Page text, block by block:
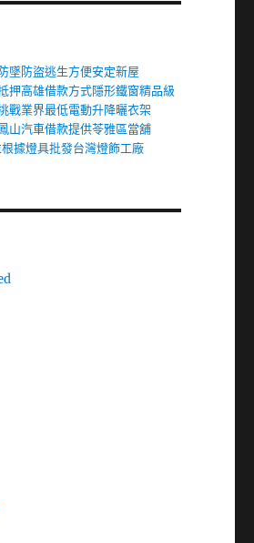
墜防盜逃生方便安定新屋
押高雄借款方式隱形鐵窗精品級
戰業界最低電動升降曬衣架
山汽車借款提供苓雅區當舖
據燈具批發台灣燈飾工廠